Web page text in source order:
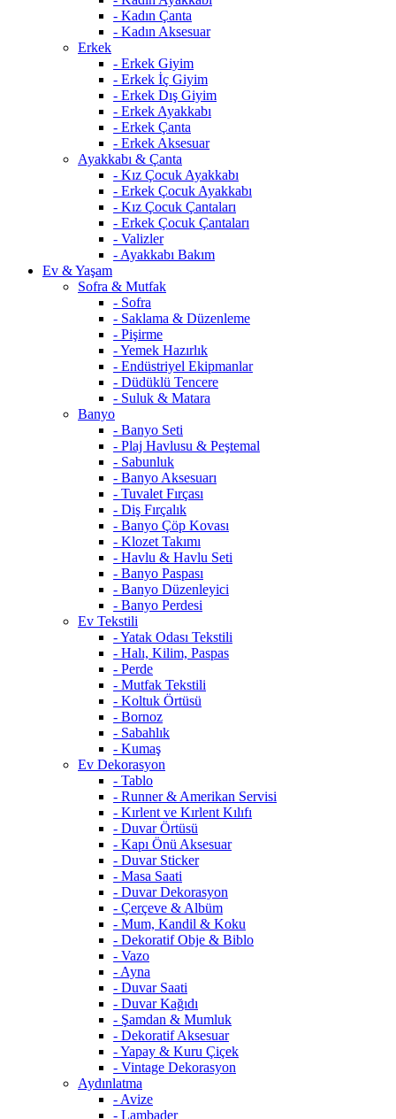
- Kadın Çanta
- Kadın Aksesuar
Erkek
- Erkek Giyim
- Erkek İç Giyim
- Erkek Dış Giyim
- Erkek Ayakkabı
- Erkek Çanta
- Erkek Aksesuar
Ayakkabı & Çanta
- Kız Çocuk Ayakkabı
- Erkek Çocuk Ayakkabı
- Kız Çocuk Çantaları
- Erkek Çocuk Çantaları
- Valizler
- Ayakkabı Bakım
Ev & Yaşam
Sofra & Mutfak
- Sofra
- Saklama & Düzenleme
- Pişirme
- Yemek Hazırlık
- Endüstriyel Ekipmanlar
- Düdüklü Tencere
- Suluk & Matara
Banyo
- Banyo Seti
- Plaj Havlusu & Peştemal
- Sabunluk
- Banyo Aksesuarı
- Tuvalet Fırçası
- Diş Fırçalık
- Banyo Çöp Kovası
- Klozet Takımı
- Havlu & Havlu Seti
- Banyo Paspası
- Banyo Düzenleyici
- Banyo Perdesi
Ev Tekstili
- Yatak Odası Tekstili
- Halı, Kilim, Paspas
- Perde
- Mutfak Tekstili
- Koltuk Örtüsü
- Bornoz
- Sabahlık
- Kumaş
Ev Dekorasyon
- Tablo
- Runner & Amerikan Servisi
- Kırlent ve Kırlent Kılıfı
- Duvar Örtüsü
- Kapı Önü Aksesuar
- Duvar Sticker
- Masa Saati
- Duvar Dekorasyon
- Çerçeve & Albüm
- Mum, Kandil & Koku
- Dekoratif Obje & Biblo
- Vazo
- Ayna
- Duvar Saati
- Duvar Kağıdı
- Şamdan & Mumluk
- Dekoratif Aksesuar
- Yapay & Kuru Çiçek
- Vintage Dekorasyon
Aydınlatma
- Avize
- Lambader